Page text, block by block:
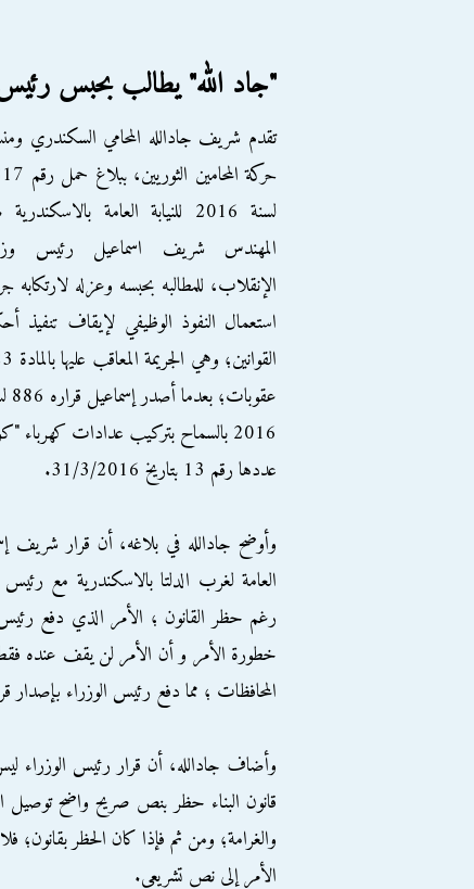
"جاد الله" يطالب بحبس
تقدم شريف جادالله المحامي السكندري
حركة المحامين
لسنة 2016 للنيابة العامة
المهندس شريف اسماعيل رئيس
الإنقلاب، للمطالبه بحبسه وعزله لارتكابه
استعمال النفوذ الوظيفي لإيقاف تنفيذ
القوانين؛
2016 بالسماح بتركيب عدادات كهرباء
عددها رقم 13 بتاريخ 31/3/2016.
وأوضح جادالله في بلاغه، أن قرار شريف
العامة لغرب الدلتا بالاسكندرية مع رئيس
رغم حظر القانون ؛ الأمر الذي دفع
خطورة الأمر و أن الأمر لن يقف عنده
المحافظات ؛ مما دفع رئيس الوزراء بإصدار
وأضاف جادالله، أن قرار رئيس الوزراء
قانون البناء حظر بنص صريح واضح توصيل
والغرامة؛ ومن ثم فإذا كان الحظر بقانون؛
الأمر إلى نص تشريعي.